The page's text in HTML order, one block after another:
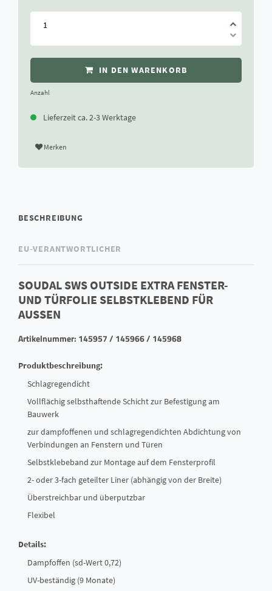
IN DEN WARENKORB
Anzahl
Lieferzeit ca. 2-3 Werktage
Merken
BESCHREIBUNG
EU-VERANTWORTLICHER
SOUDAL SWS OUTSIDE EXTRA FENSTER-
UND TÜRFOLIE SELBSTKLEBEND FÜR
AUSSEN
Artikelnummer: 145957 / 145966 / 145968
Produktbeschreibung:
Schlagregendicht
Vollflächig selbsthaftende Schicht zur Befestigung am
Bauwerk
zur dampfoffenen und schlagregendichten Abdichtung von
Verbindungen an Fenstern und Türen
Selbstklebeband zur Montage auf dem Fensterprofil
2- oder 3-fach geteilter Liner (abhängig von der Breite)
Überstreichbar und überputzbar
Flexibel
Details:
Dampfoffen (sd-Wert 0,72)
UV-beständig (9 Monate)